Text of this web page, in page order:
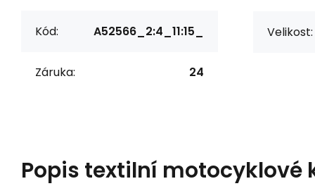
Kód: A52566_2:4_11:15_
Záruka: 24
Velikost:
Popis textilní motocyklové